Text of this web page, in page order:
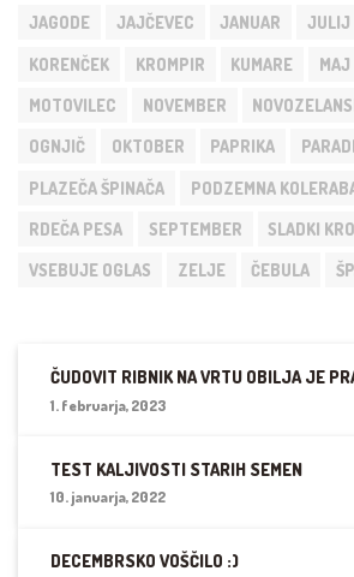
JAGODE JAJČEVEC JANUAR JULIJ
KORENČEK KROMPIR KUMARE MAJ
MOTOVILEC NOVEMBER
OGNJIČ OKTOBER PAPRIKA
PLAZEČA ŠPINAČA PODZEMNA
RDEČA PESA SEPTEMBER SLADKI
VSEBUJE OGLAS ZELJE ČEBULA
ČUDOVIT RIBNIK NA VRTU OBILJA JE
1. februarja, 2023
TEST KALJIVOSTI STARIH SEMEN
10. januarja, 2022
DECEMBRSKO VOŠČILO :)